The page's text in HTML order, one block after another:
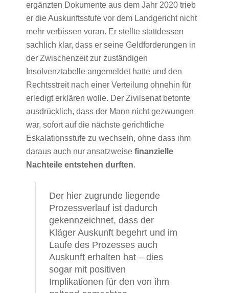
ergänzten Dokumente aus dem Jahr 2020 trieb
er die Auskunftsstufe vor dem Landgericht nicht
mehr verbissen voran. Er stellte stattdessen
sachlich klar, dass er seine Geldforderungen in
der Zwischenzeit zur zuständigen
Insolvenztabelle angemeldet hatte und den
Rechtsstreit nach einer Verteilung ohnehin für
erledigt erklären wolle. Der Zivilsenat betonte
ausdrücklich, dass der Mann nicht gezwungen
war, sofort auf die nächste gerichtliche
Eskalationsstufe zu wechseln, ohne dass ihm
daraus auch nur ansatzweise finanzielle
Nachteile entstehen durften.
Der hier zugrunde liegende
Prozessverlauf ist dadurch
gekennzeichnet, dass der
Kläger Auskunft begehrt und im
Laufe des Prozesses auch
Auskunft erhalten hat – dies
sogar mit positiven
Implikationen für den von ihm